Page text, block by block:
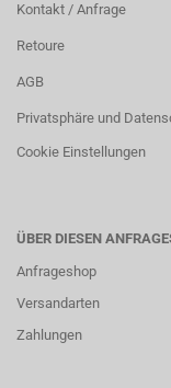
Kontakt / Anfrage
Retoure
AGB
Privatsphäre und
Cookie Einstellungen
ÜBER DIESEN
Anfrageshop
Versandarten
Zahlungen